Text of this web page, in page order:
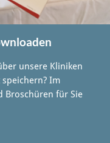
unsere Kliniken
Im
Broschüren für Sie